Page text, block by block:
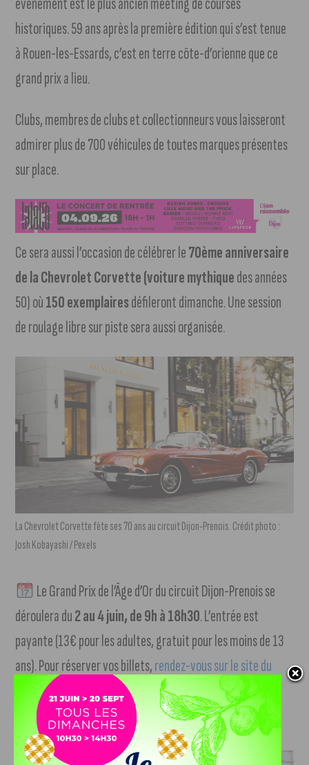
événement est le plus ancien meeting de courses
historiques. 59 ans après la première édition qui s’est tenue
à Rouen-les-Essards, c’est en terre côte-d’orienne que ce
grand prix a lieu.
Clubs, membres de clubs et collectionneurs vous laisseront
admirer plus de 700 véhicules de toutes marques présentes
sur place.
Ce sera aussi l’occasion de célébrer le70ème anniversaire
de la Chevrolet Corvette (voiture mythiquedes années
50) où150 exemplairesdéfileront dimanche. Une session
de roulage libre sur piste sera aussi organisée.
La Chevrolet Corvette fête ses 70 ans au circuit Dijon-Prenois. Crédit photo :
Josh Kobayashi / Pexels
Le Grand Prix de l’Âge d’Or du circuit Dijon-Prenois se
déroulera du2 au 4 juin, de 9h à 18h30. L’entrée est
payante (13€ pour les adultes, gratuit pour les moins de 13
ans). Pour réserver vos billets,rendez-vous sur le site du
circuit Dijon-Prenois (suivre notre lien).
J'AIME LE DFCO